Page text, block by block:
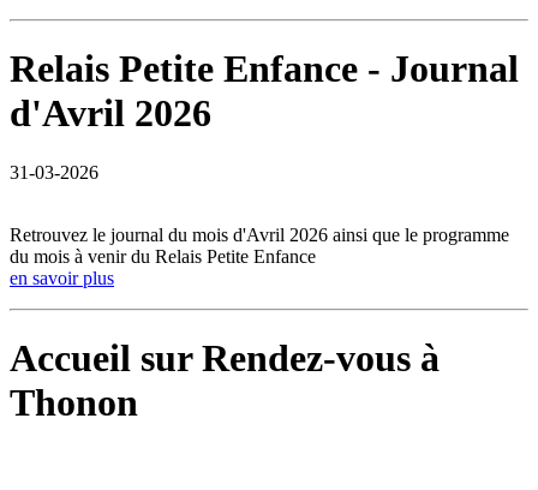
Relais Petite Enfance - Journal
d'Avril 2026
31-03-2026
Retrouvez le journal du mois d'Avril 2026 ainsi que le programme
du mois à venir du Relais Petite Enfance
en savoir plus
Accueil sur Rendez-vous à
Thonon